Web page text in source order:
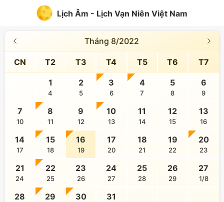
Lịch Âm - Lịch Vạn Niên Việt Nam
Tháng 8/2022
CN T2 T3 T4 T5 T6 T7
1
4
2
5
3
6
4
7
5
8
6
9
7
10
8
11
9
12
10
13
11
14
12
15
13
16
14
17
15
18
16
19
17
20
18
21
19
22
20
23
21
24
22
25
23
26
24
27
25
28
26
29
27
1/8
28 29 30 31